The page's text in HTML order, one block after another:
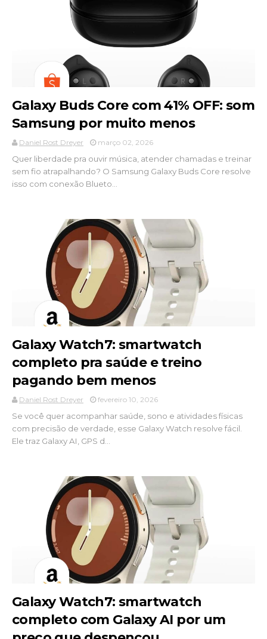
Galaxy Buds Core com 41% OFF: som
Samsung por muito menos
Daniel Rost Dreyer março 02, 2026
Quer liberdade pra ouvir música, atender chamadas e treinar
sem fio atrapalhando? O Samsung Galaxy Buds Core resolve
isso com conexão Blueto...
Galaxy Watch7: smartwatch
completo pra saúde e treino
pagando bem menos
Daniel Rost Dreyer fevereiro 10, 2026
Se você quer acompanhar saúde, sono e atividades físicas
com precisão de verdade, esse Galaxy Watch resolve fácil.
Ele traz Galaxy AI, GPS d...
Galaxy Watch7: smartwatch
completo com Galaxy AI por um